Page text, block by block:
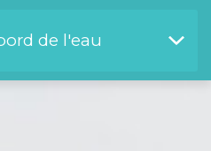
de l'eau